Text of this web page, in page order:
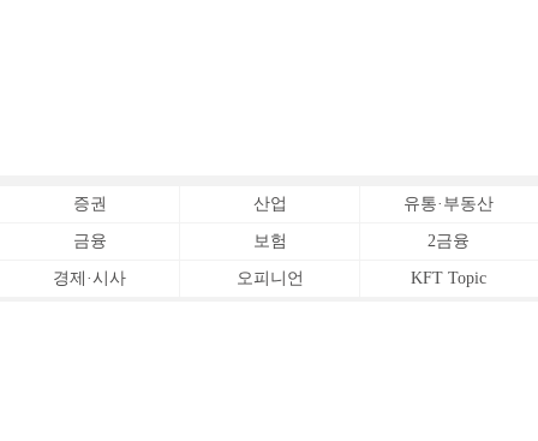
증권 산업 유통·부동산
금융 보험 2금융
경제·시사 오피니언 KFT Topic